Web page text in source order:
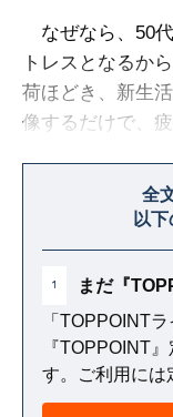
なぜなら、50
トレスとなるか
荷ほどき、新生
像するだけで、疲
っくり、じっく
全
以
1
まだ『
「TOPPOINT
『TOPPOINT
す。ご利用には